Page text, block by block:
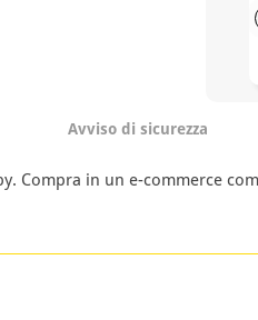
Avviso di sicurezza
in un e-commerce